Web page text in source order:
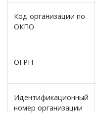
Код организации по
ОКПО
ОГРН
Идентификационный
номер организации